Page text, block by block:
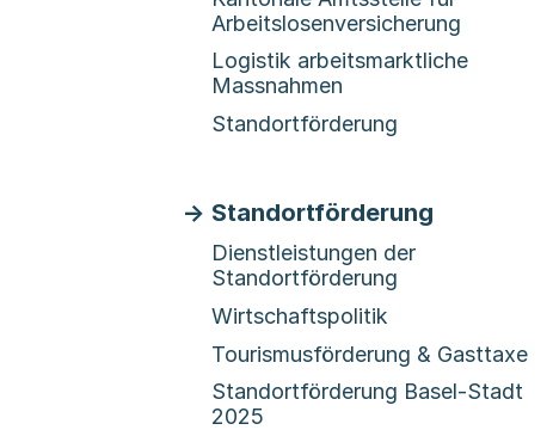
Arbeitslosenversicherung
Logistik arbeitsmarktliche
Massnahmen
Standortförderung
Standortförderung
Dienstleistungen der
Standortförderung
Wirtschaftspolitik
Tourismusförderung & Gasttaxe
Standortförderung Basel-Stadt
2025